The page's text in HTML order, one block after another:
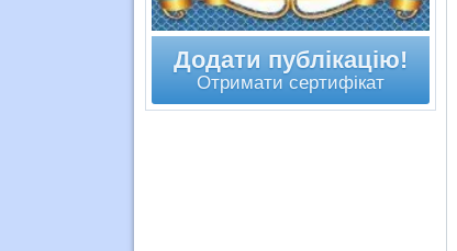
Додати публікацію!
Отримати сертифікат